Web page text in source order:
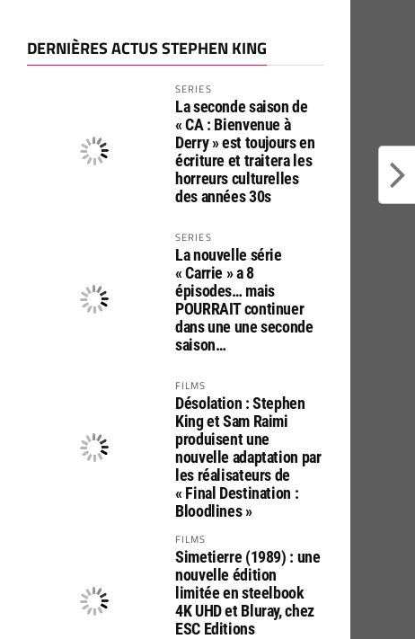
DERNIÈRES ACTUS STEPHEN KING
SERIES
La seconde saison de
« CA : Bienvenue à
Derry » est toujours en
écriture et traitera les
horreurs culturelles
des années 30s
SERIES
La nouvelle série
« Carrie » a 8
épisodes… mais
POURRAIT continuer
dans une une seconde
saison…
FILMS
Désolation : Stephen
King et Sam Raimi
produisent une
nouvelle adaptation par
les réalisateurs de
« Final Destination :
Bloodlines »
FILMS
Simetierre (1989) : une
nouvelle édition
limitée en steelbook
4K UHD et Bluray, chez
ESC Editions